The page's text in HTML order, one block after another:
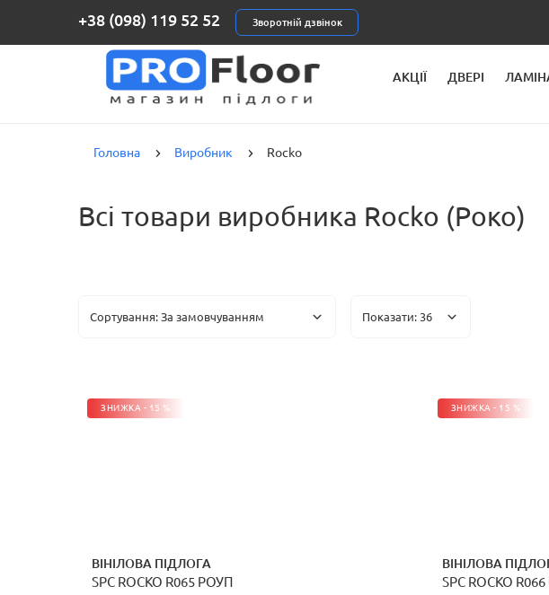
+38 (098) 119 52 52 Зворотній дзвінок
АКЦІЇ ДВЕРІ
Головна Виробник Rocko
Всі товари виробника Rocko (Роко)
ЗНИЖКА - 15 %
ВІНІЛОВА ПІДЛОГА
SPC ROCKO R065 РОУПКУПИТИ
ЗНИЖКА - 15 %
ВІНІЛОВА
SPC ROCKO